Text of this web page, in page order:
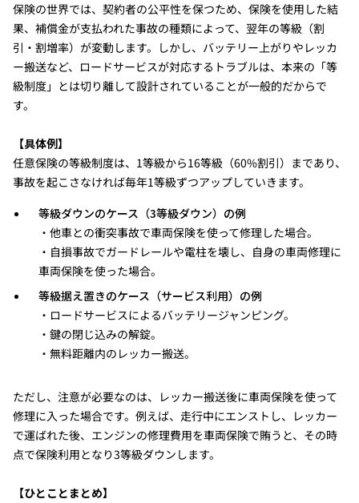
保険の世界では、契約者の公平性を保つため、保険を使用した結
果、補償金が支払われた事故の種類によって、翌年の等級（割
引・割増率）が変動します。しかし、バッテリー上がりやレッカ
ー搬送など、ロードサービスが対応するトラブルは、本来の「等
級制度」とは切り離して設計されていることが一般的だからで
す。
【具体例】
任意保険の等級制度は、1等級から16等級（60%割引）まであり、
事故を起こさなければ毎年1等級ずつアップしていきます。
等級ダウンのケース（3等級ダウン）の例
・他車との衝突事故で車両保険を使って修理した場合。
・自損事故でガードレールや電柱を壊し、自身の車両修理に
車両保険を使った場合。
等級据え置きのケース（サービス利用）の例
・ロードサービスによるバッテリージャンピング。
・鍵の閉じ込みの解錠。
・無料距離内のレッカー搬送。
ただし、注意が必要なのは、レッカー搬送後に車両保険を使って
修理に入った場合です。例えば、走行中にエンストし、レッカー
で運ばれた後、エンジンの修理費用を車両保険で賄うと、その時
点で保険利用となり3等級ダウンします。
【ひとことまとめ】